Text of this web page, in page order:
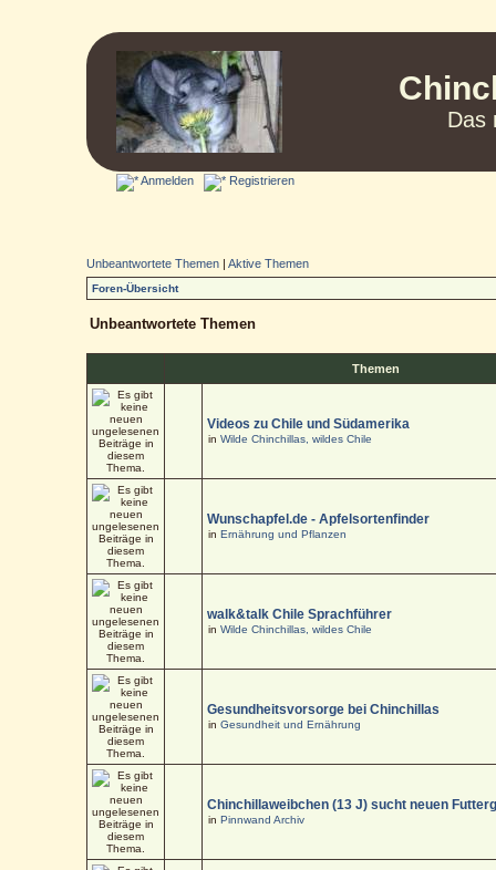
Das
Anmelden Registrieren
Unbeantwortete Themen |Aktive Themen
Foren-Übersicht
Unbeantwortete Themen
Themen
Videos zu Chile und Südamerika
inWilde Chinchillas, wildes Chile
Wunschapfel.de - Apfelsortenfinder
inErnährung und Pflanzen
walk&talk Chile Sprachführer
inWilde Chinchillas, wildes Chile
Gesundheitsvorsorge bei Chinchillas
inGesundheit und Ernährung
Chinchillaweibchen (13 J) sucht neuen
inPinnwand Archiv